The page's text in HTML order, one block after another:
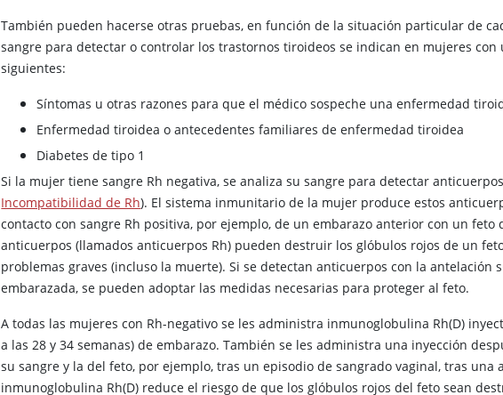
También pueden hacerse otras pruebas, en función de la situación particular de
sangre para detectar o controlar los trastornos tiroideos se indican en mujeres con
siguientes:
Síntomas u otras razones para que el médico sospeche una enfermedad
Enfermedad tiroidea o antecedentes familiares de enfermedad tiroidea
Diabetes de tipo 1
Si la mujer tiene sangre Rh negativa, se analiza su sangre para detectar
Incompatibilidad de Rh). El sistema inmunitario de la mujer produce estos
contacto con sangre Rh positiva, por ejemplo, de un embarazo anterior con un feto
anticuerpos (llamados anticuerpos Rh) pueden destruir los glóbulos rojos de un
problemas graves (incluso la muerte). Si se detectan anticuerpos con la antelación
embarazada, se pueden adoptar las medidas necesarias para proteger al feto.
A todas las mujeres con Rh-negativo se les administra inmunoglobulina Rh(D)
a las 28 y 34 semanas) de embarazo. También se les administra una inyección
su sangre y la del feto, por ejemplo, tras un episodio de sangrado vaginal, tras una
inmunoglobulina Rh(D) reduce el riesgo de que los glóbulos rojos del feto sean